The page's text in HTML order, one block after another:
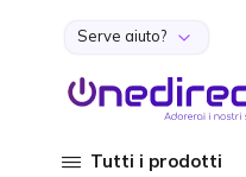
Salta al contenuto
Serve aiuto?
Tutti i prodotti